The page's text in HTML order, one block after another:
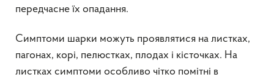
передчасне їх опадання.
Симптоми шарки можуть проявлятися на листках,
пагонах, корі, пелюстках, плодах і кісточках. На
листках симптоми особливо чітко помітні в